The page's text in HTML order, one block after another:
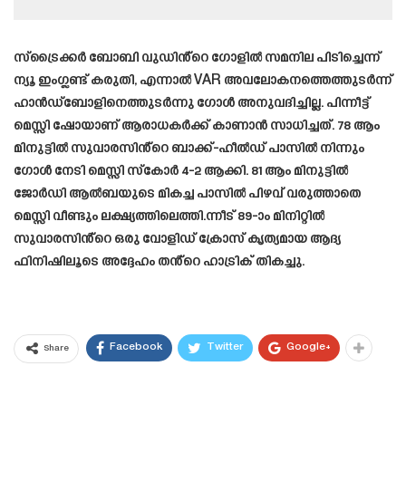
സ്‌ട്രൈക്കർ ബോബി വുഡിൻ്റെ ഗോളിൽ സമനില പിടിച്ചെന്ന്
ന്യൂ ഇംഗ്ലണ്ട് കരുതി, എന്നാൽ VAR അവലോകനത്തെത്തുടർന്ന്
ഹാൻഡ്‌ബോളിനെത്തുടർന്നു ഗോൾ അനുവദിച്ചില്ല. പിന്നീട്ട്
മെസ്സി ഷോയാണ് ആരാധകർക്ക് കാണാൻ സാധിച്ചത്. 78 ആം
മിനുട്ടിൽ സുവാരസിൻ്റെ ബാക്ക്-ഹീൽഡ് പാസിൽ നിന്നും
ഗോൾ നേടി മെസ്സി സ്കോർ 4-2 ആക്കി. 81 ആം മിനുട്ടിൽ
ജോർഡി ആൽബയുടെ മികച്ച പാസിൽ പിഴവ് വരുത്താതെ
മെസ്സി വീണ്ടും ലക്ഷ്യത്തിലെത്തി.ന്നീട് 89-ാം മിനിറ്റിൽ
സുവാരസിൻ്റെ ഒരു വോളിഡ് ക്രോസ് കൃത്യമായ ആദ്യ
ഫിനിഷിലൂടെ അദ്ദേഹം തൻ്റെ ഹാട്രിക് തികച്ചു.
Share Facebook Twitter Google+